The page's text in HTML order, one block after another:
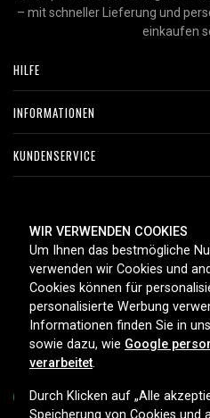
– mit schneller Lieferung und
einkaufen
HILFE
INFORMATIONEN
KUNDENSERVICE
WIR VERWENDEN COOKIES
Um Ihnen das bestmögliche
verwenden wir Cookies und
Cookies können für
personalisierte Werbung
Informationen finden Sie in
sowie dazu, wie Google
verarbeitet.
Durch Klicken auf „Alle
Speicherung von Cookies und